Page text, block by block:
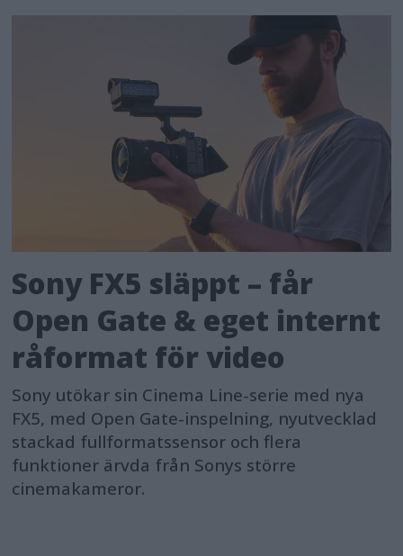
Sony FX5 släppt – får
Open Gate & eget internt
råformat för video
Sony utökar sin Cinema Line-serie med nya
FX5, med Open Gate-inspelning, nyutvecklad
stackad fullformatssensor och flera
funktioner ärvda från Sonys större
cinemakameror.